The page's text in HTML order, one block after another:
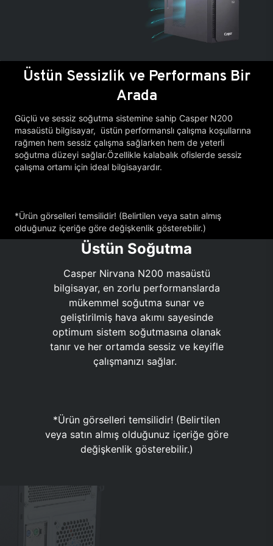
Üstün Sessizlik ve Performans Bir
Arada
Güçlü ve sessiz soğutma sistemine sahip Casper N200
masaüstü bilgisayar, üstün performanslı çalışma koşullarına
rağmen hem sessiz çalışma sağlarken hem de yeterli
soğutma düzeyi sağlar.Özellikle kalabalık ofislerde sessiz
çalışma ortamı için ideal bilgisayardır.
*Ürün görselleri temsilidir! (Belirtilen veya satın almış
olduğunuz içeriğe göre değişkenlik gösterebilir.)
Üstün Soğutma
Casper Nirvana N200 masaüstü
bilgisayar, en zorlu performanslarda
mükemmel soğutma sunar ve
geliştirilmiş hava akımı sayesinde
optimum sistem soğutmasına olanak
tanır ve her ortamda sessiz ve keyifle
çalışmanızı sağlar.
*Ürün görselleri temsilidir! (Belirtilen
veya satın almış olduğunuz içeriğe göre
değişkenlik gösterebilir.)